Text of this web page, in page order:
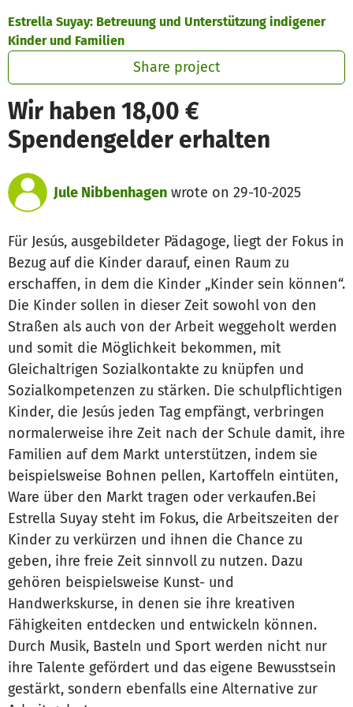
Estrella Suyay: Betreuung und Unterstützung indigener
Kinder und Familien
Share project
Wir haben 18,00 €
Spendengelder erhalten
Jule Nibbenhagen wrote on 29-10-2025
Für Jesús, ausgebildeter Pädagoge, liegt der Fokus in
Bezug auf die Kinder darauf, einen Raum zu
erschaffen, in dem die Kinder „Kinder sein können“.
Die Kinder sollen in dieser Zeit sowohl von den
Straßen als auch von der Arbeit weggeholt werden
und somit die Möglichkeit bekommen, mit
Gleichaltrigen Sozialkontakte zu knüpfen und
Sozialkompetenzen zu stärken. Die schulpflichtigen
Kinder, die Jesús jeden Tag empfängt, verbringen
normalerweise ihre Zeit nach der Schule damit, ihre
Familien auf dem Markt unterstützen, indem sie
beispielsweise Bohnen pellen, Kartoffeln eintüten,
Ware über den Markt tragen oder verkaufen.Bei
Estrella Suyay steht im Fokus, die Arbeitszeiten der
Kinder zu verkürzen und ihnen die Chance zu
geben, ihre freie Zeit sinnvoll zu nutzen. Dazu
gehören beispielsweise Kunst- und
Handwerkskurse, in denen sie ihre kreativen
Fähigkeiten entdecken und entwickeln können.
Durch Musik, Basteln und Sport werden nicht nur
ihre Talente gefördert und das eigene Bewusstsein
gestärkt, sondern ebenfalls eine Alternative zur